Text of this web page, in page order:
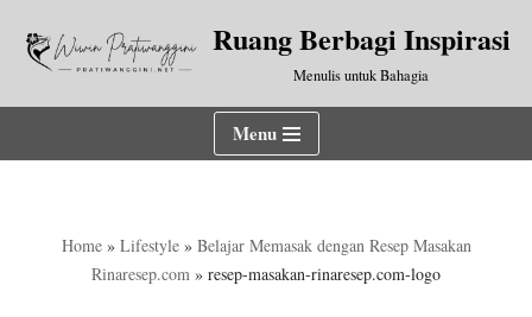
Lompat
Ruang Berbagi Inspirasi
Menulis untuk Bahagia
Menu
Home» Lifestyle» Belajar Memasak dengan Resep Masakan
Rinaresep.com » resep-masakan-rinaresep.com-logo